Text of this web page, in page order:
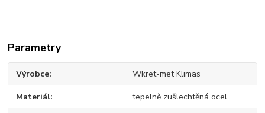
Parametry
Výrobce Wkret-met Klimas
Materiál tepelně zušlechtěná ocel